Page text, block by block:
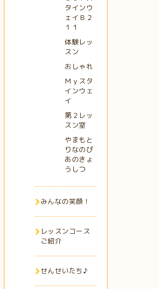
タインウ
ェイＢ２
１１
体験レッ
スン
おしゃれ
Ｍｙスタ
インウェ
イ
第２レッ
スン室
やまもと
りなのぴ
あのきょ
うしつ
みんなの笑顔！
レッスンコース
ご紹介
せんせいたち♪